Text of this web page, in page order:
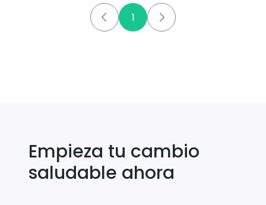
1
Empieza tu cambio
saludable ahora